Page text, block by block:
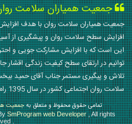
جمعیت همیاران سلامت
جمعیت همیاران سلامت روان با هدف
افزایش سطح سلامت روان و پیشگیری از
این است که با افزایش مشارکت جویی و
توانیم در ارتقای سطح کیفیت زندگی اقشار
تلاش و پیگیری مستمر جناب آقای حمید
سلامت روان اجتماعی کشور در سال 1395 راه اندازی گردید.
تمامی حقوق محفوظ و متعلق بهجمعیت
SmProgram web Developer, All rights
.